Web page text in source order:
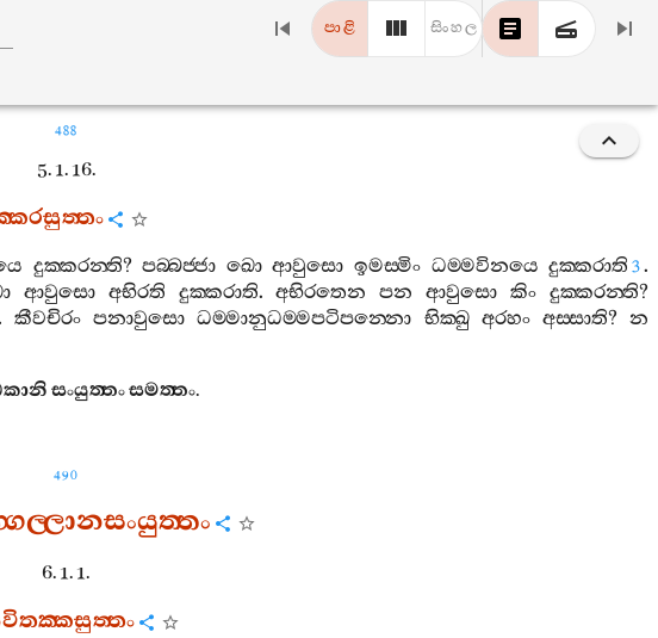
පාළි සිංහල
488
5. 1. 16.
දුක‍්කරන‍්ති?පබ‍්බජ‍්ජා ඛො ආවුසො ඉමස‍්මිං ධම‍්මවිනයෙ දුක‍්කරාති 3.
ආවුසො අභිරති දුක‍්කරාති.අභිරතෙන පන ආවුසො කිං දුක‍්කරන‍්ති?
කීවචිරං පනාවුසො ධම‍්මානුධම‍්මපටිපන‍්නො භික‍්ඛු අරහං අස‍්සාති?න
සංයුත‍්තංසමත‍්තං.
490
6. 1. 1.